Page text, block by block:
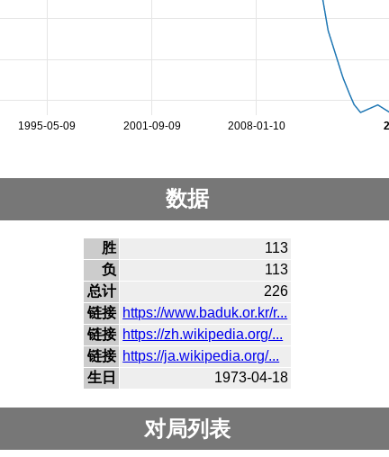
1995-05-09 2001-09-09 2008-01-10
数据
胜
113
负
113
总计
226
链接 https://www.baduk.or.kr/r...
链接 https://zh.wikipedia.org/...
链接 https://ja.wikipedia.org/...
生日
1973-04-18
对局列表